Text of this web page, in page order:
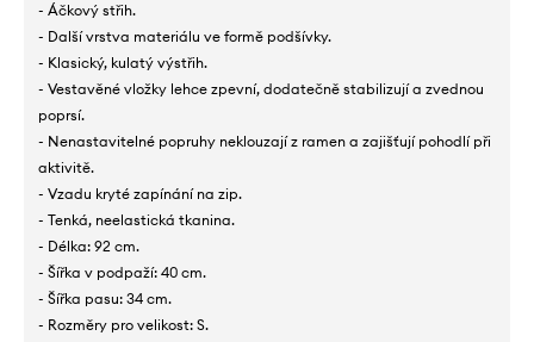
- Áčkový střih.
- Další vrstva materiálu ve formě podšívky.
- Klasický, kulatý výstřih.
- Vestavěné vložky lehce zpevní, dodatečně stabilizují a zvednou
poprsí.
- Nenastavitelné popruhy neklouzají z ramen a zajišťují pohodlí při
aktivitě.
- Vzadu kryté zapínání na zip.
- Tenká, neelastická tkanina.
- Délka: 92 cm.
- Šířka v podpaží: 40 cm.
- Šířka pasu: 34 cm.
- Rozměry pro velikost: S.